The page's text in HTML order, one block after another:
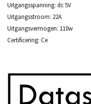
Uitgangsspanning: dc 5V
Uitgangsstroom: 22A
Uitgangsvermogen: 110w
Certificering: Ce